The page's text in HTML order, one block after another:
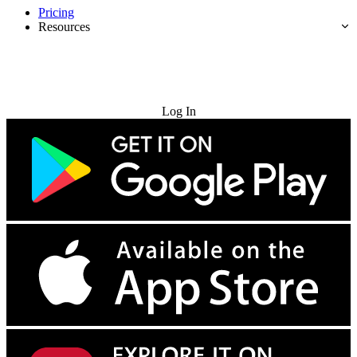
Pricing
Resources
Log In